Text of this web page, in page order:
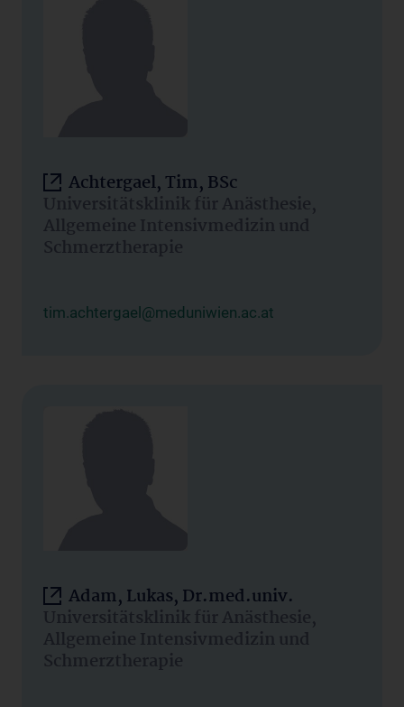
Achtergael, Tim, BSc
Universitätsklinik für Anästhesie,
Allgemeine Intensivmedizin und
Schmerztherapie
tim.achtergael@meduniwien.ac.at
Adam, Lukas, Dr.med.univ.
Universitätsklinik für Anästhesie,
Allgemeine Intensivmedizin und
Schmerztherapie